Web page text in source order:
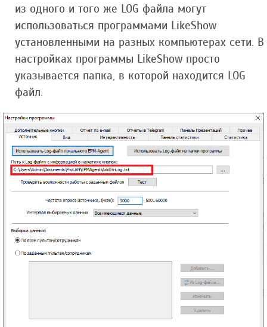
из одного и того же LOG файла могут
использоваться программами LikeShow
установленными на разных компьютерах сети. В
настройках программы LikeShow просто
указывается папка, в которой находится LOG
файл.